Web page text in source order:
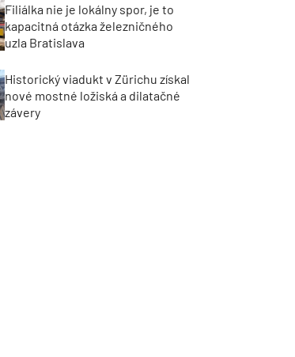
Filiálka nie je lokálny spor, je to
kapacitná otázka železničného
uzla Bratislava
Historický viadukt v Zürichu získal
nové mostné ložiská a dilatačné
závery